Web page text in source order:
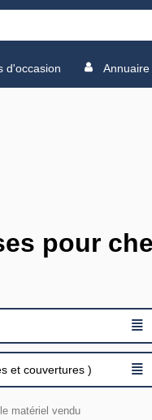
d'occasion Annuaire
pour
≣
et couvertures ) ≣
matériel vendu